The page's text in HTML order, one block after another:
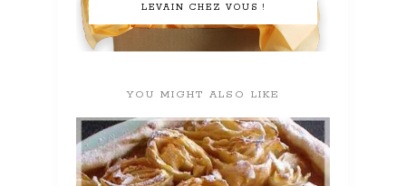
LEVAIN CHEZ VOUS !
YOU MIGHT ALSO LIKE